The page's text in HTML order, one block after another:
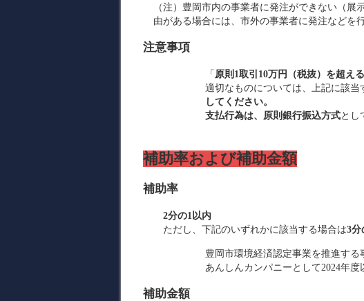
（注）豊岡市内の事業者に発注ができない（
由がある場合には、市外の事業者に発注などを
注意事項
「原則1取引10万円（税抜）を超え
適切なものについては、上記に該当
してください。
支払行為は、原則銀行振込方式とし
補助率および補助金額
補助率
2分の1以内
ただし、下記のいずれかに該当する場合は3分
豊岡市環境経済認定事業を推進する
あんしんカンパニーとして2024年
補助金額